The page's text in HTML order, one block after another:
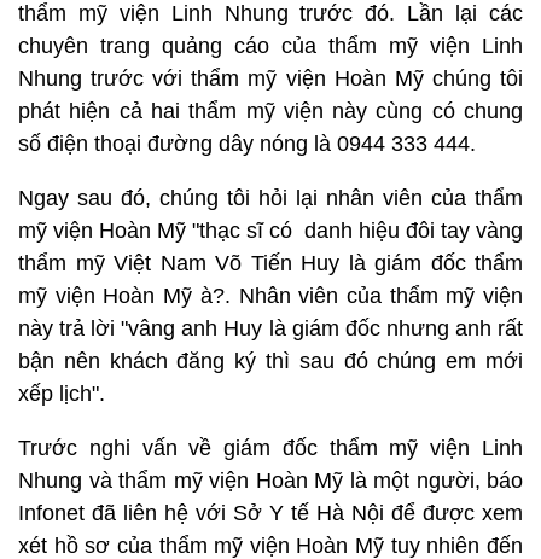
thẩm mỹ viện Linh Nhung trước đó. Lần lại các
chuyên trang quảng cáo của thẩm mỹ viện Linh
Nhung trước với thẩm mỹ viện Hoàn Mỹ chúng tôi
phát hiện cả hai thẩm mỹ viện này cùng có chung
số điện thoại đường dây nóng là 0944 333 444.
Ngay sau đó, chúng tôi hỏi lại nhân viên của thẩm
mỹ viện Hoàn Mỹ "thạc sĩ có danh hiệu đôi tay vàng
thẩm mỹ Việt Nam Võ Tiến Huy là giám đốc thẩm
mỹ viện Hoàn Mỹ à?. Nhân viên của thẩm mỹ viện
này trả lời "vâng anh Huy là giám đốc nhưng anh rất
bận nên khách đăng ký thì sau đó chúng em mới
xếp lịch".
Trước nghi vấn về giám đốc thẩm mỹ viện Linh
Nhung và thẩm mỹ viện Hoàn Mỹ là một người, báo
Infonet đã liên hệ với Sở Y tế Hà Nội để được xem
xét hồ sơ của thẩm mỹ viện Hoàn Mỹ tuy nhiên đến